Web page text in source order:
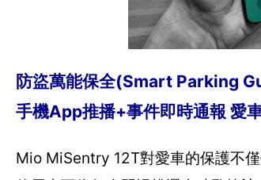
防盜萬能保全(Smart Parking
手機App推播+事件即時通報 愛
Mio MiSentry 12T對愛車的保護不